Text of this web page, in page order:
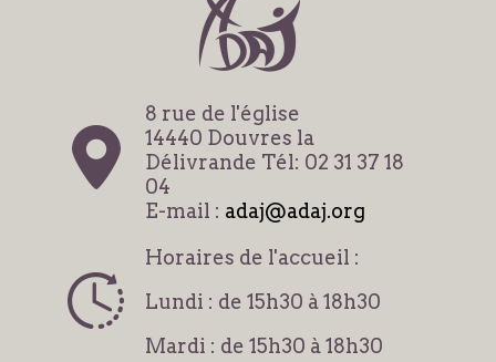
8 rue de l'église
14440 Douvres la
Délivrande Tél: 02 31 37 18
04
E-mail : adaj@adaj.org
Horaires de l'accueil :
Lundi : de 15h30 à 18h30
Mardi : de 15h30 à 18h30